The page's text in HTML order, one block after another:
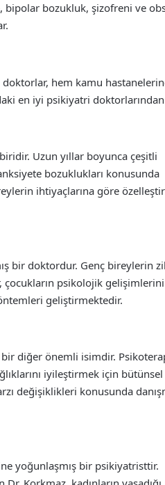
bipolar bozukluk, şizofreni ve
hem kamu
en iyi psikiyatri doktorlarından
Uzun yıllar boyunca çeşitli
bozuklukları konusunda
ihtiyaçlarına göre
bir doktordur. Genç bireylerin
çocukların psikolojik gelişimlerini
geliştirmektedir.
diğer önemli isimdir.
iyileştirmek için
değişiklikleri konusunda
yoğunlaşmış bir psikiyatristtir.